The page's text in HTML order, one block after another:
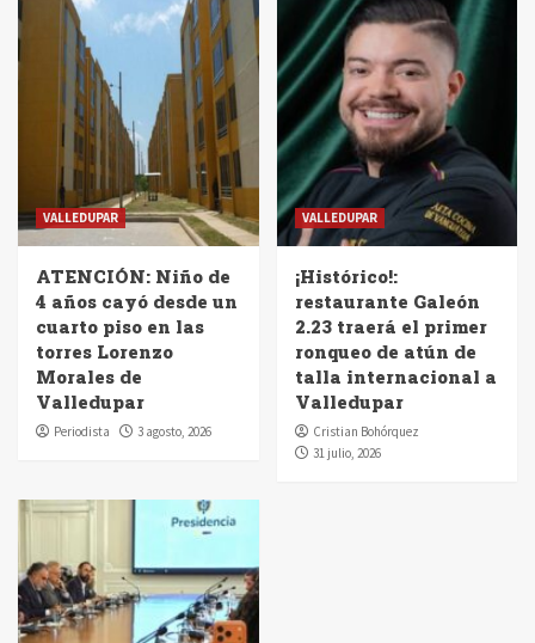
VALLEDUPAR
ATENCIÓN: Niño de
4 años cayó desde un
cuarto piso en las
torres Lorenzo
Morales de
Valledupar
Periodista 3 agosto, 2026
VALLEDUPAR
¡Histórico!:
restaurante Galeón
2.23 traerá el primer
ronqueo de atún de
talla internacional a
Valledupar
Cristian Bohórquez
31 julio, 2026